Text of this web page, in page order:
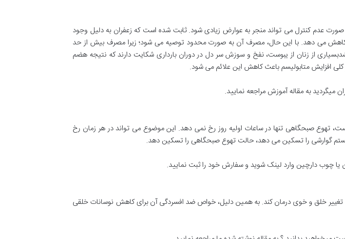
صورت عدم کنترل می تواند منجر به عوارض زیادی شود. ثابت شده است که زعفران به دلیل وجود
را کاهش می دهد. با این حال، مصرف آن به صورت محدود توصیه می شود؛ زیرا مصرف بیش از حد
از زنان از یبوست، نفخ و سوزش سر دل در دوران بارداری شکایت دارند که نتیجه هضم
افزایش متابولیسم باعث کاهش این علائم می شود.
به مقاله آموزش مراجعه نمایید.
تهوع صبحگاهی تنها در ساعات اولیه روز رخ نمی دهد. این موضوع می تواند در هر زمان رخ
گوارشی را تسکین می دهد، حالت تهوع صبحگاهی را تسکین دهد.
یا چوب دارچین وارد لینک شوید و سفارش خود را ثبت نمایید.
خلق و خوی درمان کند. به همین دلیل، خواص ضد افسردگی آن برای کاهش نوسانات خلقی